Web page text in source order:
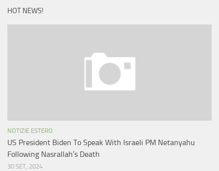
HOT NEWS!
NOTIZIE ESTERO
US President Biden To Speak With Israeli PM Netanyahu
Following Nasrallah’s Death
30 SET, 2024